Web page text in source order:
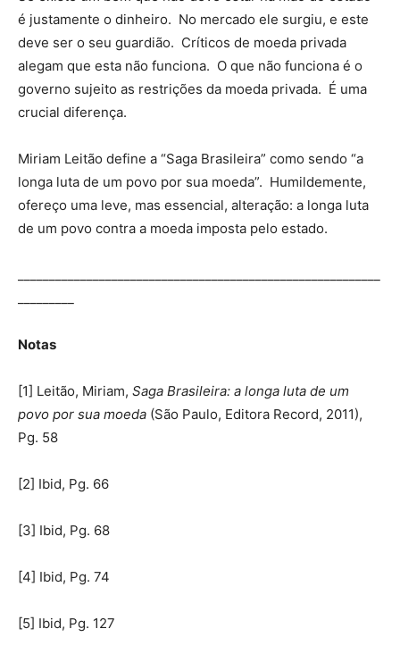
é justamente o dinheiro. No mercado ele surgiu, e este
deve ser o seu guardião. Críticos de moeda privada
alegam que esta não funciona. O que não funciona é o
governo sujeito as restrições da moeda privada. É uma
crucial diferença.
Miriam Leitão define a “Saga Brasileira” como sendo “a
longa luta de um povo por sua moeda”. Humildemente,
ofereço uma leve, mas essencial, alteração: a longa luta
de um povo contra a moeda imposta pelo estado.
Notas
[1] Leitão, Miriam, Saga Brasileira: a longa luta de um
povo por sua moeda (São Paulo, Editora Record, 2011),
Pg. 58
[2] Ibid, Pg. 66
[3] Ibid, Pg. 68
[4] Ibid, Pg. 74
[5] Ibid, Pg. 127